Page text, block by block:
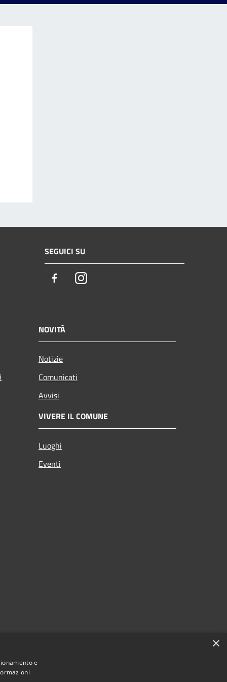
SEGUICI SU
FacebookInstagram
NOVITÀ
Notizie
Comunicati
Avvisi
VIVERE IL COMUNE
Luoghi
Eventi
×
e